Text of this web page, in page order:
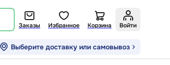
Заказы Избранное Корзина Войти
Выберите доставку или самовывоз